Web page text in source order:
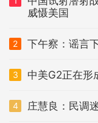
威慑美国
2 下午察：谣言
3 中美G2正在形
4 庄慧良：民调